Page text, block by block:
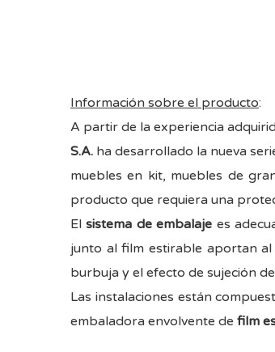
Información sobre el producto:
A partir de la experiencia
S.A. ha desarrollado la nueva
muebles en kit, muebles de
producto que requiera una
Elsistema de embalaje es
junto al film estirable aportan
burbuja y el efecto de sujeción
Las instalaciones están
embaladora envolvente de film